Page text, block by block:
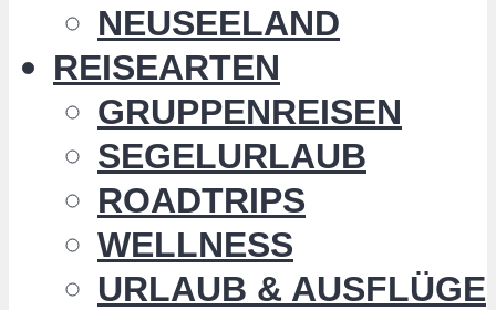
NEUSEELAND
REISEARTEN
GRUPPENREISEN
SEGELURLAUB
ROADTRIPS
WELLNESS
URLAUB & AUSFLÜGE